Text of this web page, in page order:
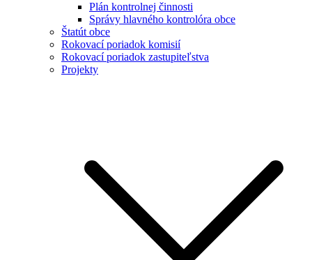
Plán kontrolnej činnosti
Správy hlavného kontrolóra obce
Štatút obce
Rokovací poriadok komisií
Rokovací poriadok zastupiteľstva
Projekty